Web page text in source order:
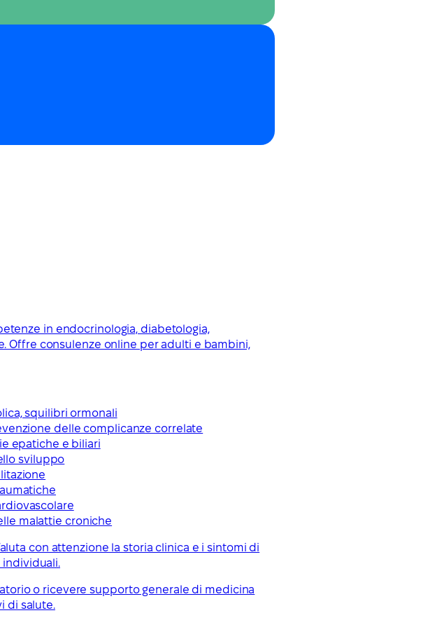
in endocrinologia, diabetologia,
Offre consulenze online per adulti e bambini,
squilibri ormonali
delle complicanze correlate
epatiche e biliari
sviluppo
malattie croniche
con attenzione la storia clinica e i sintomi di
individuali.
o ricevere supporto generale di medicina
di salute.